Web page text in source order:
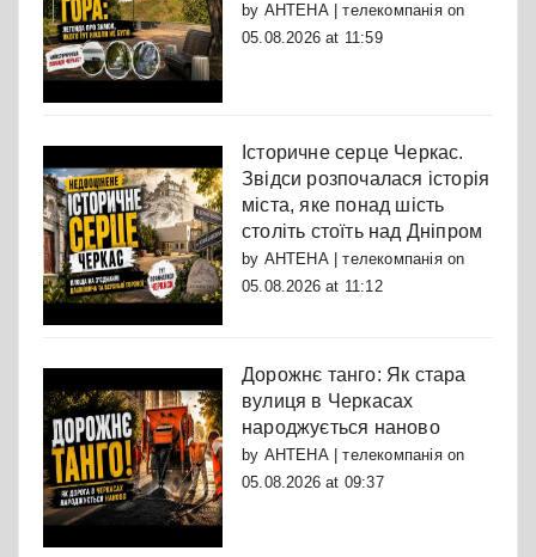
by АНТЕНА | телекомпаніяon
05.08.2026 at 11:59
Історичне серце Черкас.
Звідси розпочалася історія
міста, яке понад шість
століть стоїть над Дніпром
by АНТЕНА | телекомпаніяon
05.08.2026 at 11:12
Дорожнє танго: Як стара
вулиця в Черкасах
народжується наново
by АНТЕНА | телекомпаніяon
05.08.2026 at 09:37